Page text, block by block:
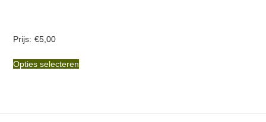
€5,00
Opties selecteren